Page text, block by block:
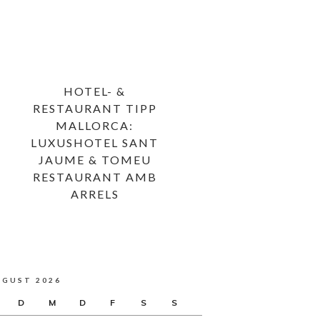
HOTEL- &
RESTAURANT TIPP
MALLORCA:
LUXUSHOTEL SANT
JAUME & TOMEU
RESTAURANT AMB
ARRELS
2026
D M D F S S